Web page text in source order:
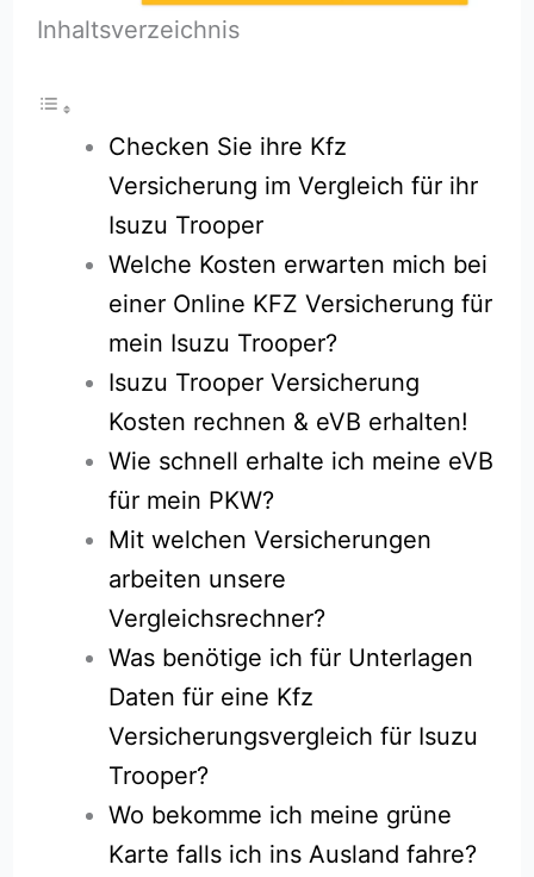
Inhaltsverzeichnis
Checken Sie ihre Kfz
Versicherung im Vergleich für ihr
Isuzu Trooper
Welche Kosten erwarten mich bei
einer Online KFZ Versicherung für
mein Isuzu Trooper?
Isuzu Trooper Versicherung
Kosten rechnen & eVB erhalten!
Wie schnell erhalte ich meine eVB
für mein PKW?
Mit welchen Versicherungen
arbeiten unsere
Vergleichsrechner?
Was benötige ich für Unterlagen
Daten für eine Kfz
Versicherungsvergleich für Isuzu
Trooper?
Wo bekomme ich meine grüne
Karte falls ich ins Ausland fahre?